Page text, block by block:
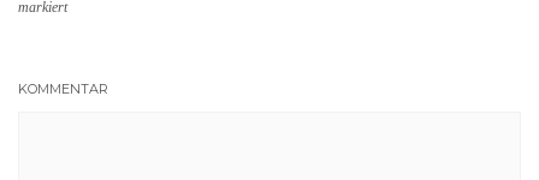
markiert
KOMMENTAR